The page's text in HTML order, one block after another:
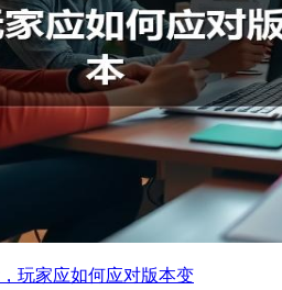
玩家应如何应对版本变